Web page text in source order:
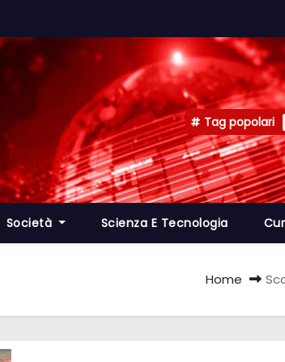
Tag popolari
Società Scienza E Tecnologia
Home